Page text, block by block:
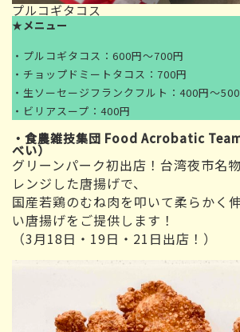
プルコギタコス
★メニュー
・プルコギタコス：600円～700円
・チョップドミートタコス：700円
・生ソーセージフランクフルト：400円～
・ビリアスープ：400円
・食農雑技集団 Food Acrobatic
べい）
グリーンパーク初出店！台湾夜市名
レンジした唐揚げで、
国産若鶏のむね肉を叩いて柔らかく
い唐揚げをご提供します！
（3月18日・19日・21日出店！）